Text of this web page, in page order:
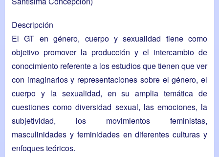
Descripción
El GT en género, cuerpo y sexualidad tiene como
objetivo promover la producción y el intercambio de
conocimiento referente a los estudios que tienen que ver
con imaginarios y representaciones sobre el género, el
cuerpo y la sexualidad, en su amplia temática de
cuestiones como diversidad sexual, las emociones, la
subjetividad, los movimientos feministas,
masculinidades y feminidades en diferentes culturas y
enfoques teóricos.